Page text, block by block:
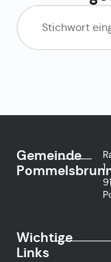
Gemeinde
1
Wichtige
Links